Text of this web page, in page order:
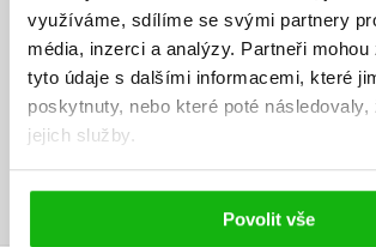
využíváme, sdílíme se svými partnery
média, inzerci a analýzy. Partneři
tyto údaje s dalšími informacemi, které
poskytnuty, nebo které poté následovaly,
jejich služby.
Povolit vše
V současné době nejsou vytvořena žádná
Vaše hodnocení
Uživatelskou recenzi mohou vkládat pouze
Přihlásit